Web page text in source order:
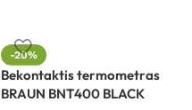
-20%
Bekontaktis termometras
BRAUN BNT400 BLACK